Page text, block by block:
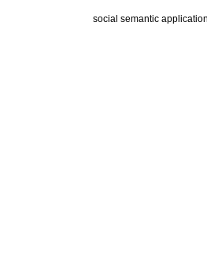
social semantic